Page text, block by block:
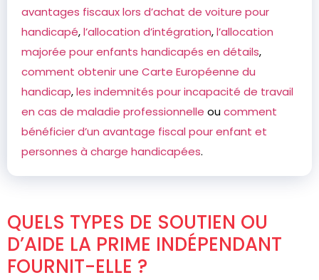
avantages fiscaux lors d’achat de voiture pour
handicapé,l’allocation d’intégration,l’allocation
majorée pour enfants handicapés en détails,
comment obtenir une Carte Européenne du
handicap,les indemnités pour incapacité de travail
en cas de maladie professionnelle oucomment
bénéficier d’un avantage fiscal pour enfant et
personnes à charge handicapées.
QUELS TYPES DE SOUTIEN OU
D’AIDE LA PRIME INDÉPENDANT
FOURNIT-ELLE ?